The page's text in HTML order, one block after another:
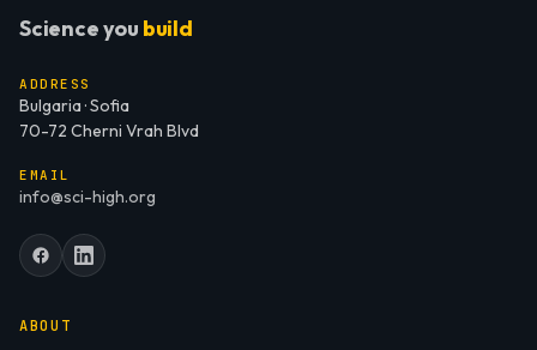
Science you build
ADDRESS
Bulgaria · Sofia
70-72 Cherni Vrah Blvd
EMAIL
info@sci-high.org
ABOUT